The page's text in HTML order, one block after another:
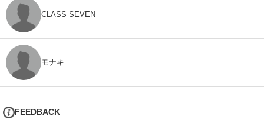
CLASS SEVEN
モナキ
FEEDBACK